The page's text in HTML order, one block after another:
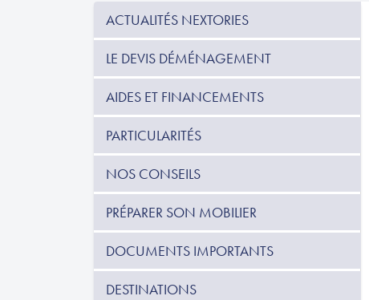
ACTUALITÉS NEXTORIES
LE DEVIS DÉMÉNAGEMENT
AIDES ET FINANCEMENTS
PARTICULARITÉS
NOS CONSEILS
PRÉPARER SON MOBILIER
DOCUMENTS IMPORTANTS
DESTINATIONS